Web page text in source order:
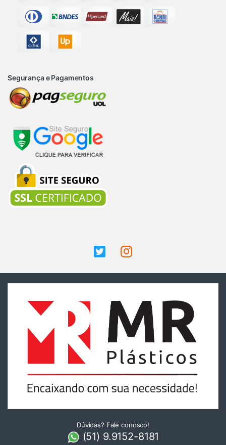
Segurança e Pagamentos
Dúvidas? Fale conosco!
(51) 9.9152-8181